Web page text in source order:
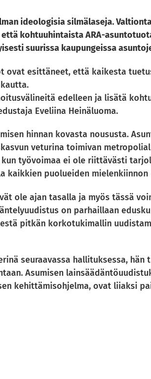
ideologisia silmälaseja.
kohtuuhintaista ARA-
suurissa kaupungeissa
ovat esittäneet, että kaikesta
edelleen ja lisätä
Eveliina Heinäluoma.
hinnan kovasta noususta.
veturina toimivan
työvoimaa ei ole riittävästi
kaikkien puolueiden
ole ajan tasalla ja myös tässä
on parhaillaan
pitkän korkotukimallin
seuraavassa hallituksessa,
Asumisen
kehittämisohjelma, ovat liiaksi